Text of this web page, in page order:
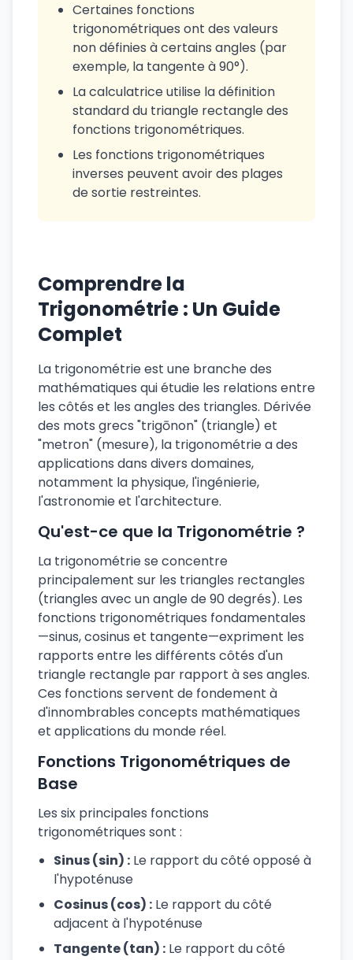
Certaines fonctions
trigonométriques ont des valeurs
non définies à certains angles (par
exemple, la tangente à 90°).
La calculatrice utilise la définition
standard du triangle rectangle des
fonctions trigonométriques.
Les fonctions trigonométriques
inverses peuvent avoir des plages
de sortie restreintes.
Comprendre la
Trigonométrie : Un Guide
Complet
La trigonométrie est une branche des
mathématiques qui étudie les relations entre
les côtés et les angles des triangles. Dérivée
des mots grecs "trigōnon" (triangle) et
"metron" (mesure), la trigonométrie a des
applications dans divers domaines,
notamment la physique, l'ingénierie,
l'astronomie et l'architecture.
Qu'est-ce que la Trigonométrie ?
La trigonométrie se concentre
principalement sur les triangles rectangles
(triangles avec un angle de 90 degrés). Les
fonctions trigonométriques fondamentales
—sinus, cosinus et tangente—expriment les
rapports entre les différents côtés d'un
triangle rectangle par rapport à ses angles.
Ces fonctions servent de fondement à
d'innombrables concepts mathématiques
et applications du monde réel.
Fonctions Trigonométriques de
Base
Les six principales fonctions
trigonométriques sont :
Sinus (sin) : Le rapport du côté opposé à
l'hypoténuse
Cosinus (cos) : Le rapport du côté
adjacent à l'hypoténuse
Tangente (tan) : Le rapport du côté